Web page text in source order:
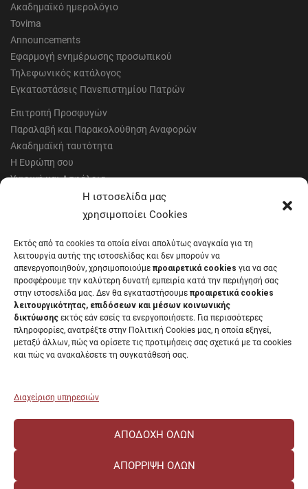
Η ιστοσελίδα μας
χρησιμοποίει Cookies
Εκτός από τα cookies τα οποία είναι απολύτως αναγκαία για τη
λειτουργία αυτής της ιστοσελίδας και δεν μπορούν να
απενεργοποιηθούν, χρησιμοποιούμε προαιρετικά cookies για να σας
προσφέρουμε την καλύτερη δυνατή εμπειρία κατά την περιήγησή σας
στην ιστοσελίδα μας. Δεν θα εγκαταστήσουμε προαιρετικά cookies
λειτουργικότητας, επιδόσεων και μέσων κοινωνικής
δικτύωσης εκτός εάν εσείς τα ενεργοποιήσετε. Για περισσότερες
πληροφορίες, ανατρέξτε στην Πολιτική Cookies μας, η οποία εξηγεί,
μεταξύ άλλων, πώς να ορίσετε τις προτιμήσεις σας σχετικά με τα cookies
και πώς να ανακαλέσετε τη συγκατάθεσή σας.
Διαχείριση υπηρεσιών
ΑΠΟΔΟΧΉ ΌΛΩΝ
ΑΠΌΡΡΙΨΗ ΌΛΩΝ
Ακαδημαϊκό ημερολόγιο
Tovima
Announcements
Εφαρμογή ενημέρωσης προσωπικού
Τηλεφωνικός κατάλογος
Εγκαταστάσεις Πανεπιστημίου Πατρών
Επιτροπή Προσφυγών
Παραλαβή και Παρακολούθηση Αναφορών
Ακαδημαϊκή ταυτότητα
Η Ευρώπη σου
Υγιεινή και Ασφάλεια
Έντυπα Οικονομικής Υπηρεσίας
Έντυπα Διοικητικών Υπηρεσιών
Μητρώα αξιολογητών
Δημόσια Διαβούλευση
Συνεδριάσεις Συγκλήτου
Συνεδριάσεις Συμβουλίου Διοίκησης
EUNICoast European University